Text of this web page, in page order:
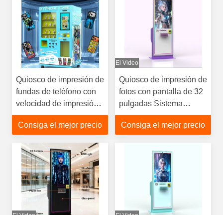
Quiosco de impresión de
fundas de teléfono con
velocidad de impresión
de 3 minutos, pantalla
táctil de 10 pulgadas y
personalización
instantánea
Consiga el mejor precio
El Video
Quiosco de impresión de
fotos con pantalla de 32
pulgadas Sistema
operativo Android y guía
de voz que mejora la
Consiga el mejor precio